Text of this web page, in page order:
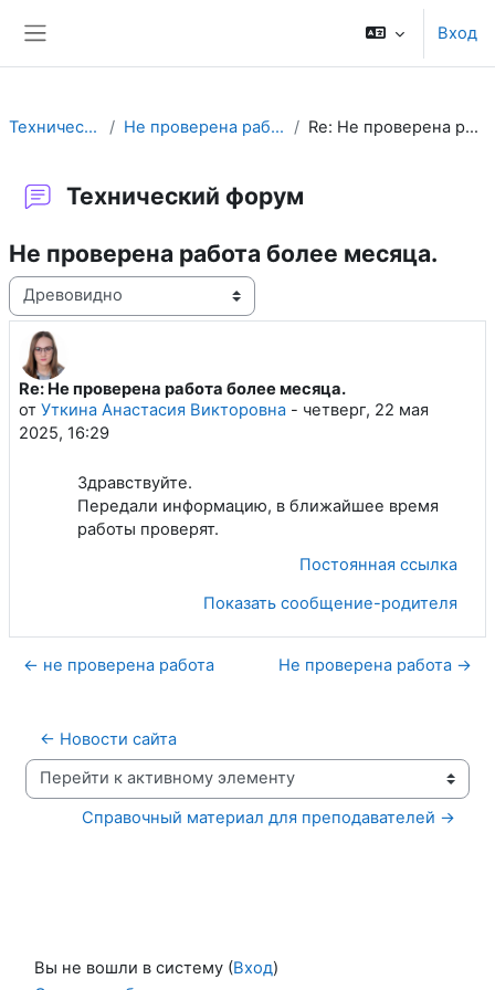
Вход
Технический форум Не проверена работа более месяца. Re: Не проверена работа более месяца.
Технический форум
Не проверена работа более месяца.
Режим отображения
Re: Не проверена работа более месяца.
от Уткина Анастасия Викторовна - четверг, 22 мая
2025, 16:29
Количество ответов: 0
Здравствуйте.
Передали информацию, в ближайшее время
работы проверят.
Постоянная ссылка
Показать сообщение-родителя
← не проверена работа Не проверена работа →
← Новости сайта
Перейти к активному элементу
Справочный материал для преподавателей →
Вы не вошли в систему (Вход)